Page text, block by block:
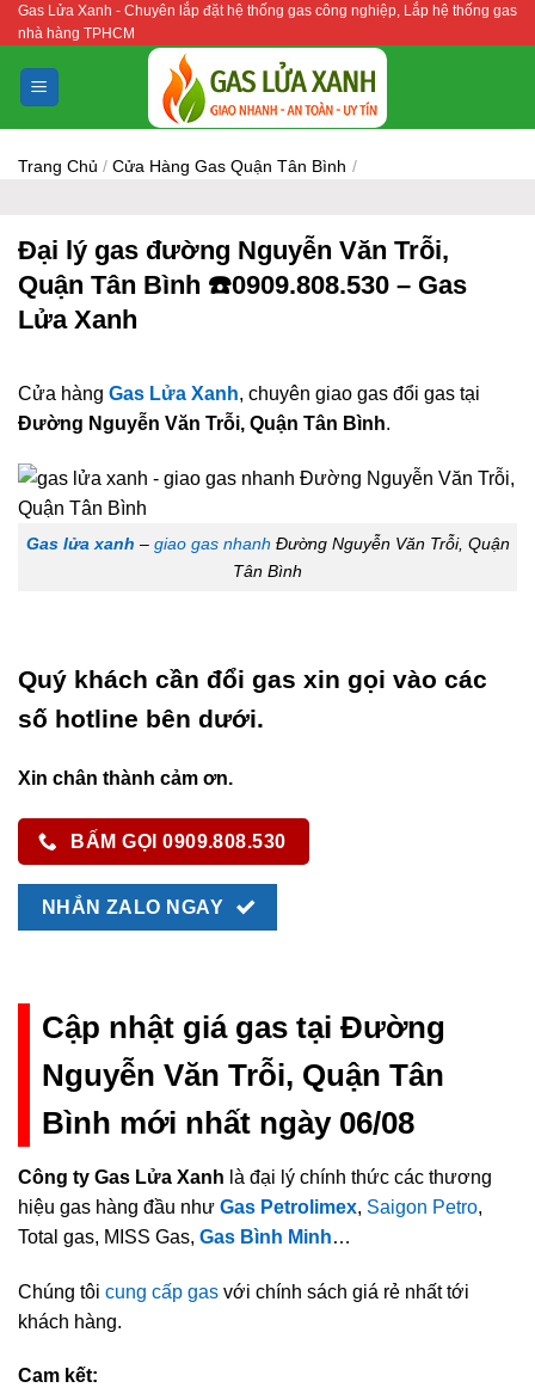
Bỏ
qua
nội
dung
Gas Lửa Xanh - Chuyên lắp đặt hệ thống gas công nghiệp, Lắp hệ thống gas
nhà hàng TPHCM
Trang Chủ / Cửa Hàng Gas Quận Tân Bình /
Đại lý gas đường Nguyễn Văn Trỗi,
Quận Tân Bình ☎️0909.808.530 – Gas
Lửa Xanh
Cửa hàng Gas Lửa Xanh, chuyên giao gas đổi gas tại
Đường Nguyễn Văn Trỗi, Quận Tân Bình.
Gas lửa xanh – giao gas nhanh Đường Nguyễn Văn Trỗi, Quận
Tân Bình
Quý khách cần đổi gas xin gọi vào các
số hotline bên dưới.
Xin chân thành cảm ơn.
BẤM GỌI 0909.808.530
NHẮN ZALO NGAY
Cập nhật giá gas tại Đường
Nguyễn Văn Trỗi, Quận Tân
Bình mới nhất ngày 06/08
Công ty Gas Lửa Xanh là đại lý chính thức các thương
hiệu gas hàng đầu như Gas Petrolimex, Saigon Petro,
Total gas, MISS Gas, Gas Bình Minh…
Chúng tôi cung cấp gas với chính sách giá rẻ nhất tới
khách hàng.
Cam kết: